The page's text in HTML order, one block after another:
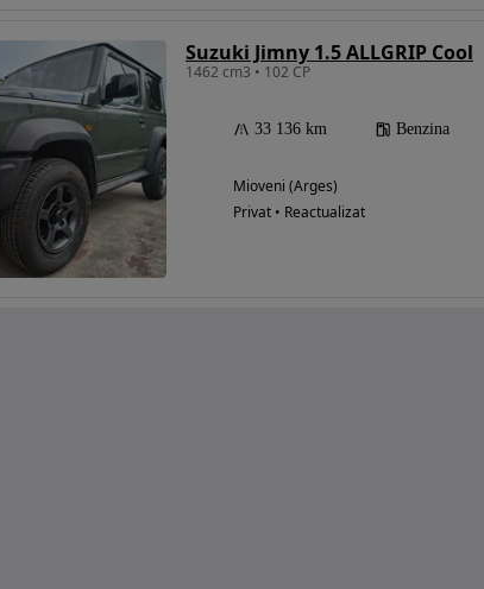
Suzuki Jimny 1.5 ALLGRIP Cool
1462 cm3 • 102 CP
33 136 km Benzina
Mioveni (Arges)
Privat • Reactualizat